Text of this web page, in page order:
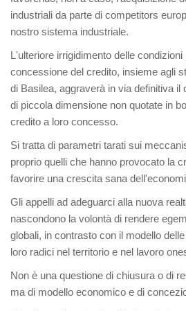
industriali da parte di competitors
nostro sistema industriale.
L'ulteriore irrigidimento delle
concessione del credito, insieme agli
di Basilea, aggraverà in via definitiva il
di piccola dimensione non quotate in
credito a loro concesso.
Si tratta di parametri tarati sui
proprio quelli che hanno provocato la
favorire una crescita sana
Gli appelli ad adeguarci alla nuova
nascondono la volontà di rendere
globali, in contrasto con il modello
loro radici nel territorio e nel lavoro
Non è una questione di chiusura o di
ma di modello economico e di